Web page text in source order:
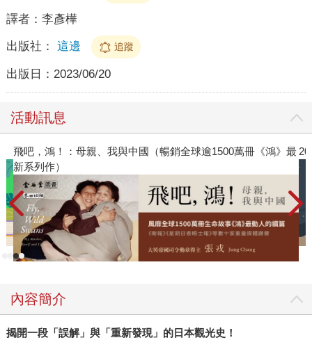
譯者： 李彥樺
出版社： 這邊 追蹤
出版日： 2023/06/20
活動訊息
《鴻》最2026年8月金石堂強力推薦
內容簡介
揭開一段「誤解」與「重新發現」的日本觀光史！